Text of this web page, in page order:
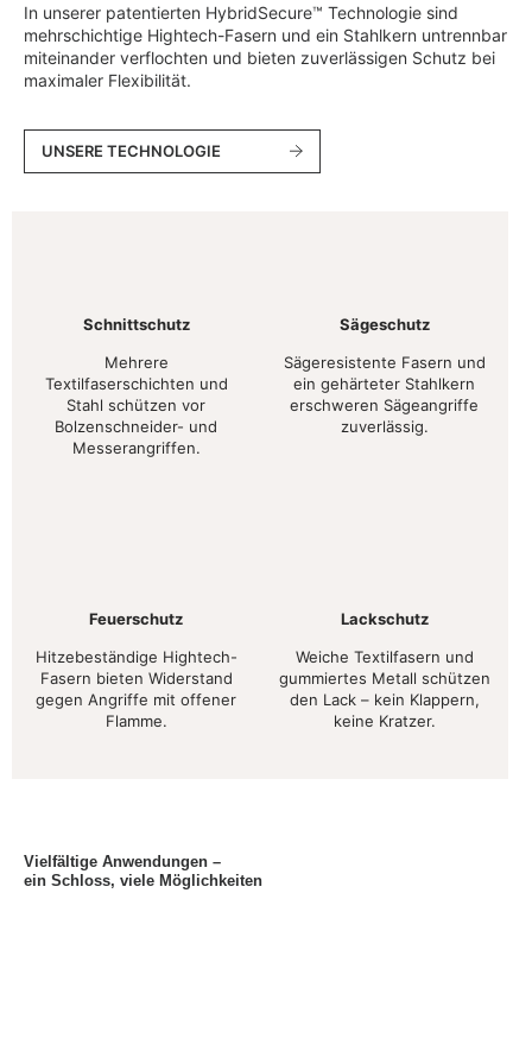
In unserer patentierten HybridSecure™ Technologie sind
mehrschichtige Hightech-Fasern und ein Stahlkern untrennbar
miteinander verflochten und bieten zuverlässigen Schutz bei
maximaler Flexibilität.
UNSERE TECHNOLOGIE
Schnittschutz
Mehrere
Textilfaserschichten und
Stahl schützen vor
Bolzenschneider- und
Messerangriffen.
Sägeschutz
Sägeresistente Fasern und
ein gehärteter Stahlkern
erschweren Sägeangriffe
zuverlässig.
Feuerschutz
Hitzebeständige Hightech-
Fasern bieten Widerstand
gegen Angriffe mit offener
Flamme.
Lackschutz
Weiche Textilfasern und
gummiertes Metall schützen
den Lack – kein Klappern,
keine Kratzer.
Vielfältige Anwendungen –
ein Schloss, viele Möglichkeiten